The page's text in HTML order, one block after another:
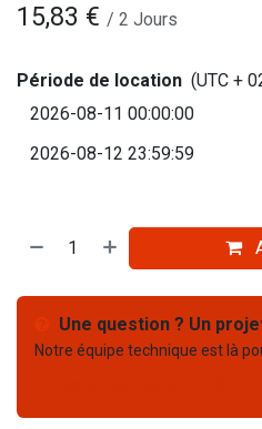
15,83 € / 2 Jours
Période de location (UTC +
Une question ? Un
Notre équipe technique est là